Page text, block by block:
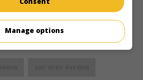
Manage options